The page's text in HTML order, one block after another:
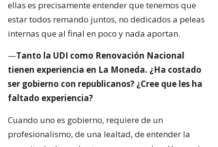
ellas es precisamente entender que tenemos que
estar todos remando juntos, no dedicados a peleas
internas que al final en poco y nada aportan.
—Tanto la UDI como Renovación Nacional
tienen experiencia en La Moneda. ¿Ha costado
ser gobierno con republicanos? ¿Cree que les ha
faltado experiencia?
Cuando uno es gobierno, requiere de un
profesionalismo, de una lealtad, de entender la